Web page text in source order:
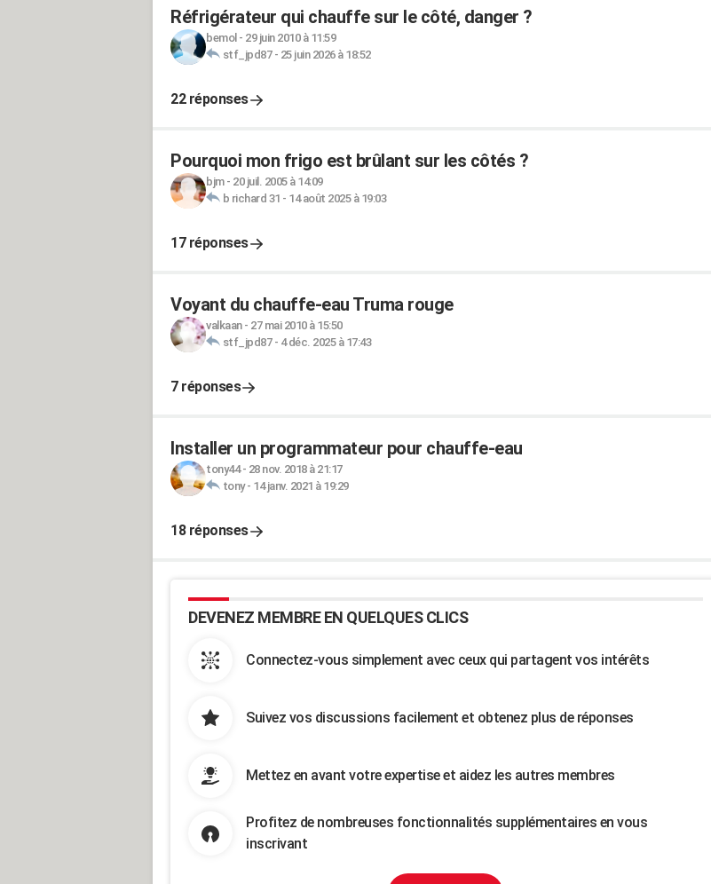
Réfrigérateur qui chauffe sur le côté, danger ?
bemol - 29 juin 2010 à 11:59
stf_jpd87- 25 juin 2026 à 18:52
22 réponses
Pourquoi mon frigo est brûlant sur les côtés ?
bjm- 20 juil. 2005 à 14:09
b richard 31 - 14 août 2025 à 19:03
17 réponses
Voyant du chauffe-eau Truma rouge
valkaan- 27 mai 2010 à 15:50
stf_jpd87- 4 déc. 2025 à 17:43
7 réponses
Installer un programmateur pour chauffe-eau
tony44- 28 nov. 2018 à 21:17
tony- 14 janv. 2021 à 19:29
18 réponses
DEVENEZ MEMBRE EN QUELQUES CLICS
Connectez-vous simplement avec ceux qui partagent vos intérêts
Suivez vos discussions facilement et obtenez plus de réponses
Mettez en avant votre expertise et aidez les autres membres
Profitez de nombreuses fonctionnalités supplémentaires en vous
inscrivant